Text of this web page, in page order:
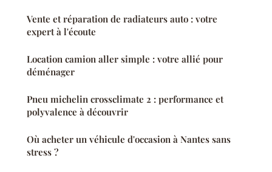
Vente et réparation de radiateurs auto : votre
expert à l'écoute
Location camion aller simple : votre allié pour
déménager
Pneu michelin crossclimate 2 : performance et
polyvalence à découvrir
Où acheter un véhicule d'occasion à Nantes sans
stress ?